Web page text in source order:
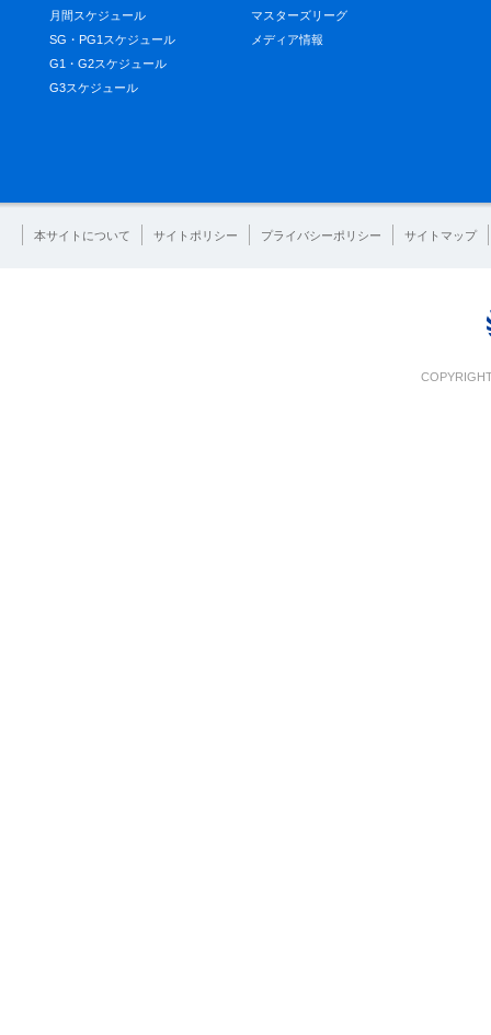
月間スケジュール
SG・PG1スケジュール
G1・G2スケジュール
G3スケジュール
マスターズリーグ
メディア情報
本サイトについて サイトポリシー プライバシーポリシー サイトマップ